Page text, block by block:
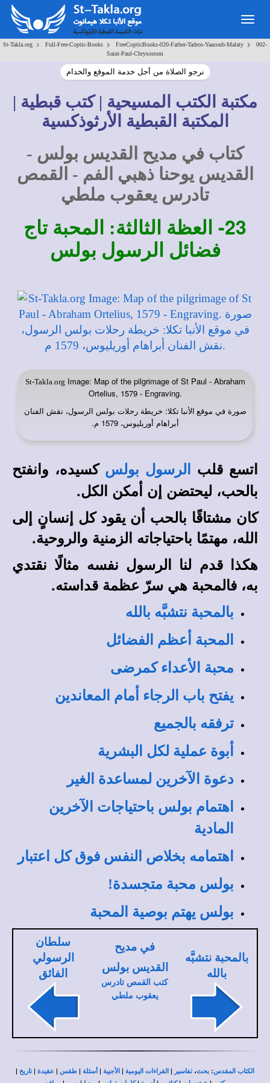
St-Takla.org > Full-Free-Coptic-Books > FreeCopticBooks-020-Father-Tadros-Yaacoub-Malaty >
002-
Saint-Paul-Chrysostom
نرجو الصلاة من أجل خدمة الموقع والخدام
مكتبة الكتب المسيحية | كتب قبطية |
المكتبة القبطية الأرثوذكسية
كتاب في مديح القديس بولس -
القديس يوحنا ذهبي الفم - القمص
تادرس يعقوب ملطي
23-
العظة الثالثة: المحبة تاج
فضائل الرسول بولس
St-Takla.org Image: Map of the pilgrimage of St Paul - Abraham
Ortelius, 1579 - Engraving.
صورة في موقع الأنبا تكلا: خريطة رحلات بولس الرسول، نقش الفنان
أبراهام أوريليوس، 1579 م.
اتسع قلب الرسول بولس كسيده، وانفتح
بالحب، ليحتضن إن أمكن الكل.
كان مشتاقًا بالحب أن يقود كل إنسانٍ إلى
الله، مهتمًا باحتياجاته الزمنية والروحية.
هكذا قدم لنا الرسول نفسه مثالًا نقتدي
به، فالمحبة هي سرّ عظمة قداسته.
بالمحبة نتشبَّه بالله
المحبة أعظم الفضائل
محبة الأعداء كمرضى
يفتح باب الرجاء أمام المعاندين
ترفقه بالجميع
أبوة عملية لكل البشرية
دعوة الآخرين لمساعدة الغير
اهتمام بولس باحتياجات الآخرين
المادية
اهتمامه بخلاص النفس فوق كل اعتبار
بولس محبة متجسدة!
بولس يهتم بوصية المحبة
بالمحبة نتشبَّه
بالله
في مديح
القديس بولس
كتب القمص تادرس
يعقوب ملطي
سلطان
الرسولي
الفائق
الكتاب المقدس: بحث،تفاسير | القراءات اليومية | الأجبية | أسئلة | طقس | عقيدة |تاريخ |